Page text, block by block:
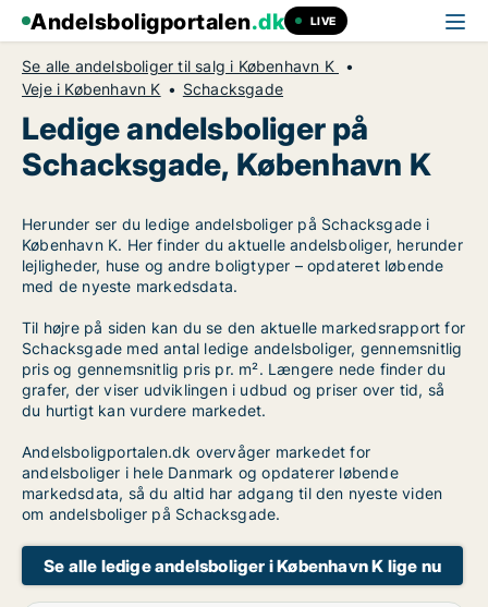
Andelsboligportalen.dk LIVE
Se alle andelsboliger til salg i København K
Veje i København K
Schacksgade
Ledige andelsboliger på
Schacksgade, København K
Herunder ser du ledige andelsboliger på Schacksgade i
København K. Her finder du aktuelle andelsboliger, herunder
lejligheder, huse og andre boligtyper – opdateret løbende
med de nyeste markedsdata.
Til højre på siden kan du se den aktuelle markedsrapport for
Schacksgade med antal ledige andelsboliger, gennemsnitlig
pris og gennemsnitlig pris pr. m². Længere nede finder du
grafer, der viser udviklingen i udbud og priser over tid, så
du hurtigt kan vurdere markedet.
Andelsboligportalen.dk overvåger markedet for
andelsboliger i hele Danmark og opdaterer løbende
markedsdata, så du altid har adgang til den nyeste viden
om andelsboliger på Schacksgade.
Se alle ledige andelsboliger i København K lige nu